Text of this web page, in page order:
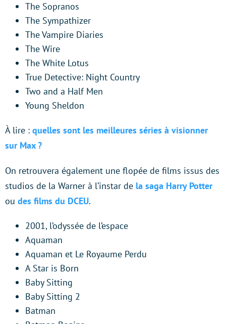
The Sopranos
The Sympathizer
The Vampire Diaries
The Wire
The White Lotus
True Detective: Night Country
Two and a Half Men
Young Sheldon
À lire : quelles sont les meilleures séries à visionner
sur Max ?
On retrouvera également une flopée de films issus des
studios de la Warner à l’instar de la saga Harry Potter
ou des films du DCEU.
2001, l’odyssée de l’espace
Aquaman
Aquaman et Le Royaume Perdu
A Star is Born
Baby Sitting
Baby Sitting 2
Batman